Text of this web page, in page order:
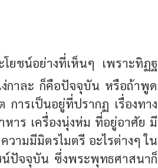
ชน์อย่างที่เห็นๆ เพราะทิฏฐ
ง่กาละ ก็คือปัจจุบัน หรือถ้าพูด
การเป็นอยู่ที่ปรากฏ เรื่องทาง
าร เครื่องนุ่งห่ม ที่อยู่อาศัย มี
วามมีมิตรไมตรี อะไรต่างๆ ใน
ปัจจุบัน ซึ่งพระพุทธศาสนาก็